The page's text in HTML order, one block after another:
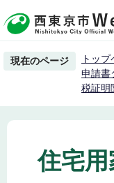
の
ー
の
先
現在のページ トッ
申請書
税証明
住宅